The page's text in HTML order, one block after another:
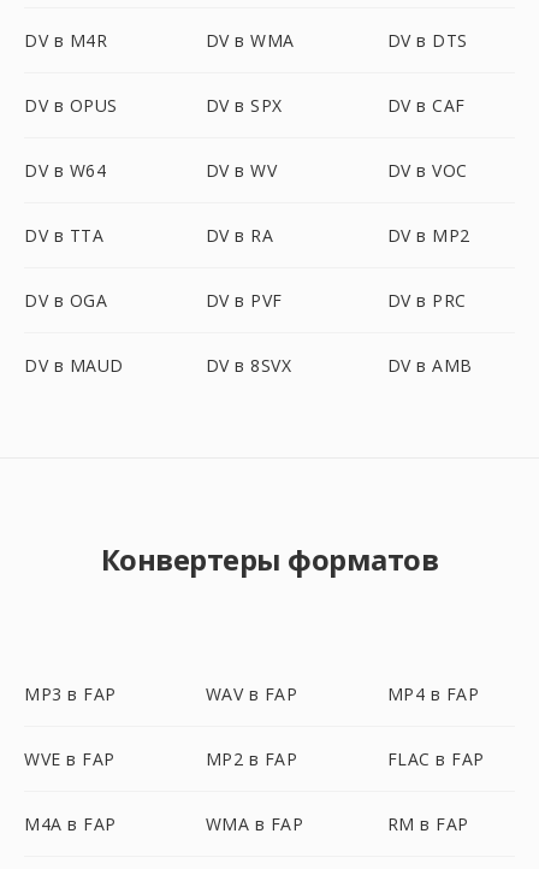
DV в M4R DV в WMA DV в DTS
DV в OPUS DV в SPX DV в CAF
DV в W64 DV в WV DV в VOC
DV в TTA DV в RA DV в MP2
DV в OGA DV в PVF DV в PRC
DV в MAUD DV в 8SVX DV в AMB
Конвертеры форматов
MP3 в FAP WAV в FAP MP4 в FAP
WVE в FAP MP2 в FAP FLAC в FAP
M4A в FAP WMA в FAP RM в FAP